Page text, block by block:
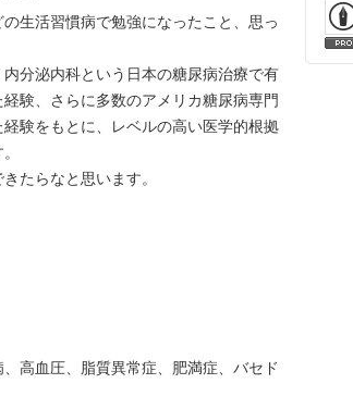
生活習慣病で勉強になったこと、思っ
分泌内科という日本の糖尿病治療で有
験、さらに多数のアメリカ糖尿病専門
験をもとに、レベルの高い医学的根拠
たらなと思います。
高血圧、脂質異常症、肥満症、バセド